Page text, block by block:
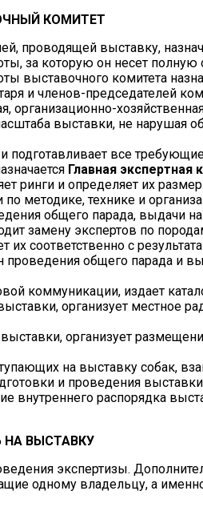
КОМИТЕТ
проводящей выставку,
за которую он несет полную
выставочного комитета
и членов-председателей
организационно-
выставки, не нарушая
подготавливает все
Главная экспертная
и определяет их
технике и
общего парада, выдачи
замену экспертов по
соответственно с
общего парада и
коммуникации, издает
организует местное
организует
на выставку собак,
и проведения
внутреннего распорядка
НА ВЫСТАВКУ
экспертизы.
одному владельцу, а